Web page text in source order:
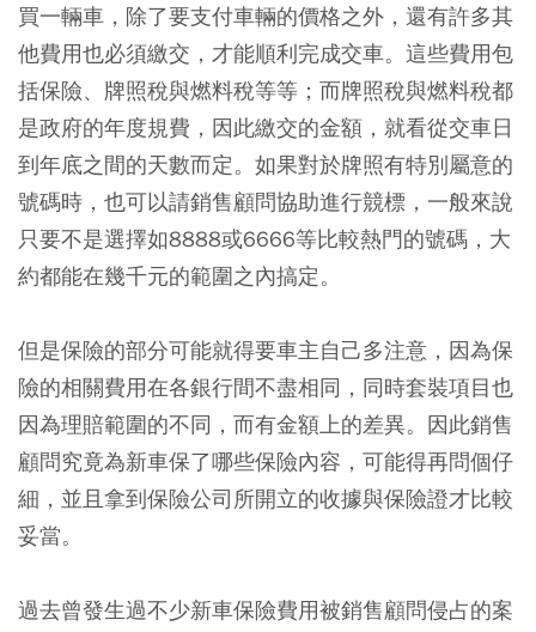
買一輛車，除了要支付車輛的價格之外，還有許多其
他費用也必須繳交，才能順利完成交車。這些費用包
括保險、牌照稅與燃料稅等等；而牌照稅與燃料稅都
是政府的年度規費，因此繳交的金額，就看從交車日
到年底之間的天數而定。如果對於牌照有特別屬意的
號碼時，也可以請銷售顧問協助進行競標，一般來說
只要不是選擇如8888或6666等比較熱門的號碼，大
約都能在幾千元的範圍之內搞定。
但是保險的部分可能就得要車主自己多注意，因為保
險的相關費用在各銀行間不盡相同，同時套裝項目也
因為理賠範圍的不同，而有金額上的差異。因此銷售
顧問究竟為新車保了哪些保險內容，可能得再問個仔
細，並且拿到保險公司所開立的收據與保險證才比較
妥當。
過去曾發生過不少新車保險費用被銷售顧問侵占的案